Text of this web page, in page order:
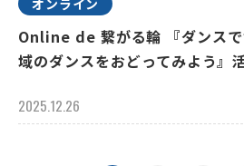
オンライン
Online de 繋がる輪 『ダンス
域のダンスをおどってみよう』
2025.12.26